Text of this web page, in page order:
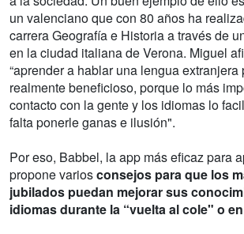
un valenciano que con 80 años ha
carrera Geografía e Historia a través de
en la ciudad italiana de Verona. Miguel
“aprender a hablar una lengua
realmente beneficioso, porque lo más
contacto con la gente y los idiomas lo
falta ponerle ganas e ilusión".
Por eso, Babbel, la app más eficaz para
propone variosconsejos para que los
jubilados puedan mejorar sus
idiomas durante la “vuelta al cole" o